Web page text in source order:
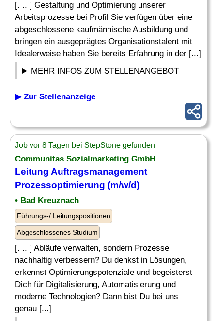
[. .. ] Gestaltung und Optimierung unserer
Arbeitsprozesse bei Profil Sie verfügen über eine
abgeschlossene kaufmännische Ausbildung und
bringen ein ausgeprägtes Organisationstalent mit
Idealerweise haben Sie bereits Erfahrung in der [...]
MEHR INFOS ZUM STELLENANGEBOT
▶ Zur Stellenanzeige
Job vor 8 Tagen bei StepStone gefunden
Communitas Sozialmarketing GmbH
Leitung Auftragsmanagement
Prozessoptimierung (m/w/d)
• Bad Kreuznach
Führungs-/ Leitungspositionen
Abgeschlossenes Studium
[. .. ] Abläufe verwalten, sondern Prozesse
nachhaltig verbessern? Du denkst in Lösungen,
erkennst Optimierungspotenziale und begeisterst
Dich für Digitalisierung, Automatisierung und
moderne Technologien? Dann bist Du bei uns
genau [...]